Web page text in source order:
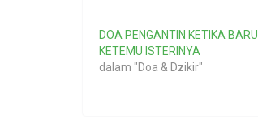
DOA PENGANTIN KETIKA BARU
KETEMU ISTERINYA
dalam "Doa & Dzikir"